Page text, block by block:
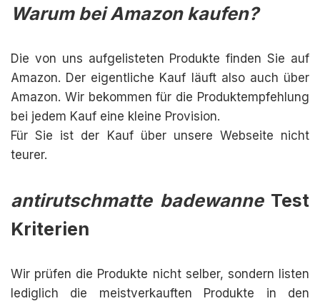
Warum bei Amazon kaufen?
Die von uns aufgelisteten Produkte finden Sie auf
Amazon. Der eigentliche Kauf läuft also auch über
Amazon. Wir bekommen für die Produktempfehlung
bei jedem Kauf eine kleine Provision.
Für Sie ist der Kauf über unsere Webseite nicht
teurer.
antirutschmatte badewanneTest
Kriterien
Wir prüfen die Produkte nicht selber, sondern listen
lediglich die meistverkauften Produkte in den